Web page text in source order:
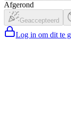
Afgerond
Geaccepteerd
Log in om dit te